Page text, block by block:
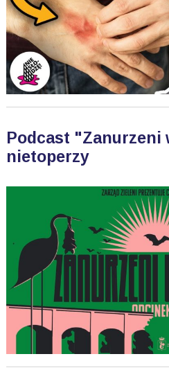
Podcast "Zanurzeni
nietoperzy